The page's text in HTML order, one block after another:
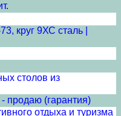
круг 9ХС сталь |
столов из
продаю (гарантия)
отдыха и туризма